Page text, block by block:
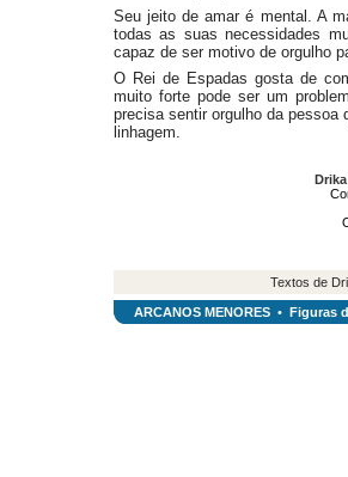
Seu jeito de amar é mental. A
todas as suas necessidades
capaz de ser motivo de orgulho
O Rei de Espadas gosta de
muito forte pode ser um
precisa sentir orgulho da
linhagem.
Textos de
ARCANOS MENORES • Figuras